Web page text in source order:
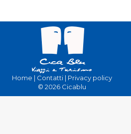
Home | Contatti| Privacy policy
© 2026 Cicablu